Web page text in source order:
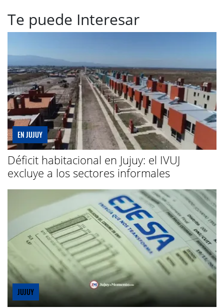
Te puede Interesar
EN JUJUY
Déficit habitacional en Jujuy: el IVUJ
excluye a los sectores informales
JUJUY